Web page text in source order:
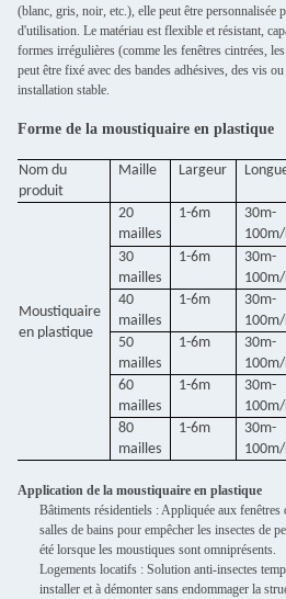
(blanc, gris, noir, etc.), elle peut être personnalisée
d'utilisation. Le matériau est flexible et résistant,
formes irrégulières (comme les fenêtres cintrées,
peut être fixé avec des bandes adhésives, des vis
installation stable.
Forme de la moustiquaire en plastique
Nom du
produit
Maille Largeur
Moustiquaire
en plastique
20
mailles
1-6m
30m-
30
mailles
1-6m
30m-
40
mailles
1-6m
30m-
50
mailles
1-6m
30m-
60
mailles
1-6m
30m-
80
mailles
1-6m
30m-
Application de la moustiquaire en plastique
Bâtiments résidentiels : Appliquée aux fenêtres
salles de bains pour empêcher les insectes de
été lorsque les moustiques sont omniprésents.
Logements locatifs : Solution anti-insectes
installer et à démonter sans endommager la